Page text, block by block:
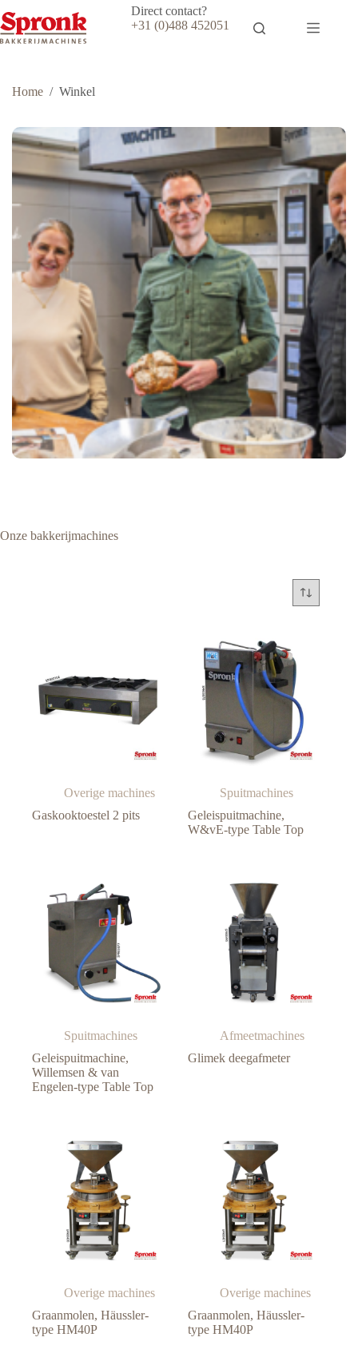
naar
de
Direct contact?
+31 (0)488 452051
Home / Winkel
Onze bakkerijmachines
Overige machines
Gaskooktoestel 2 pits
Spuitmachines
Geleispuitmachine,
W&vE-type Table Top
Spuitmachines
Geleispuitmachine,
Willemsen & van
Engelen-type Table Top
Afmeetmachines
Glimek deegafmeter
Overige machines
Graanmolen, Häussler-
type HM40P
Overige machines
Graanmolen, Häussler-
type HM40P